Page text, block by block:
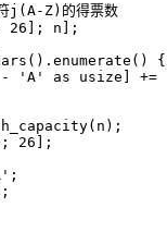
26 ]; n ];
(). enumerate ()
{
- 'A' as usize ] +=
( n );
; 26 ];
;
;